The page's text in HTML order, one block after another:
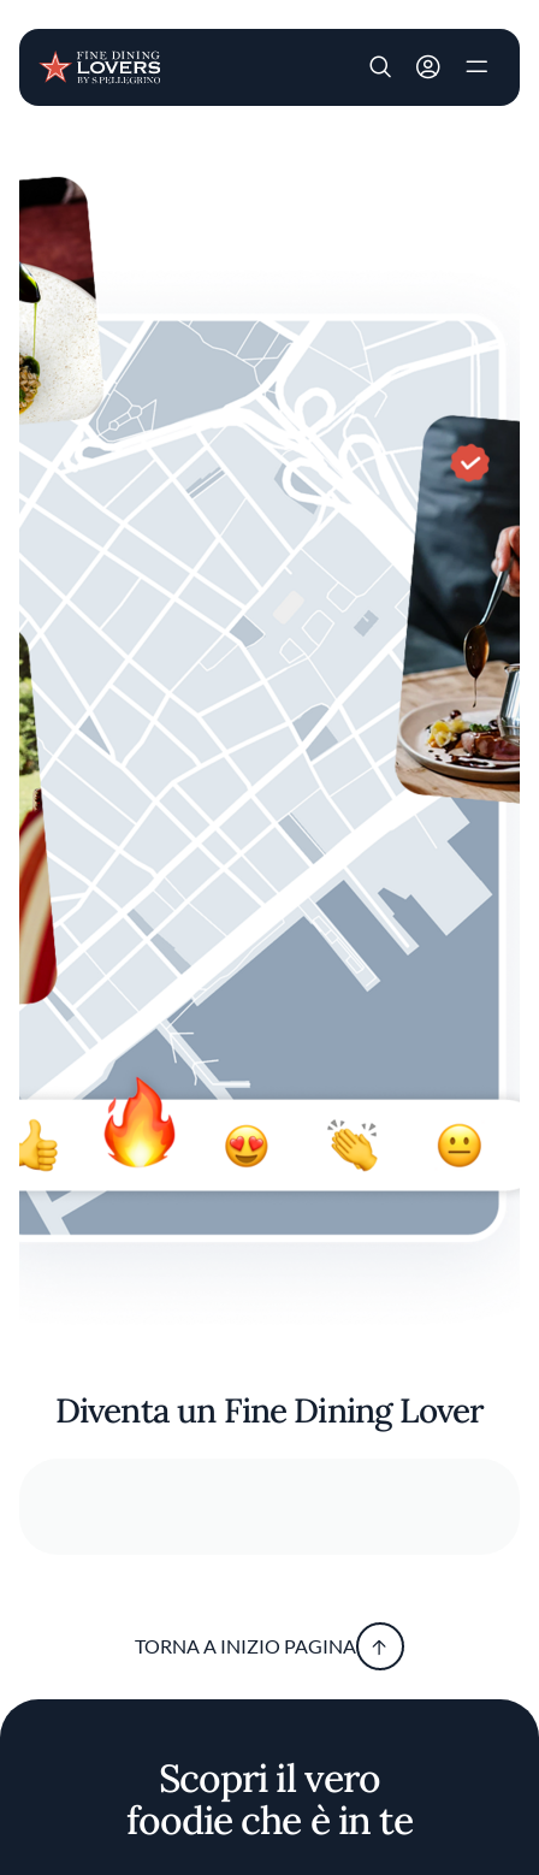
User account
Diventa un Fine Dining Lover
TORNA A INIZIO PAGINA
Scopri il vero
foodie che è in te